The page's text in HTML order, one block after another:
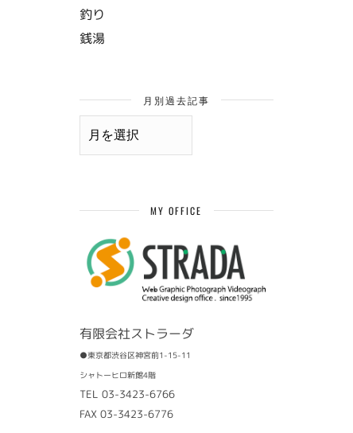
釣り
銭湯
月別過去記事
月
MY OFFICE
有限会社ストラーダ
●東京都渋谷区神宮前1-15-11
シャトーヒロ新館4階
TEL 03-3423-6766
FAX 03-3423-6776